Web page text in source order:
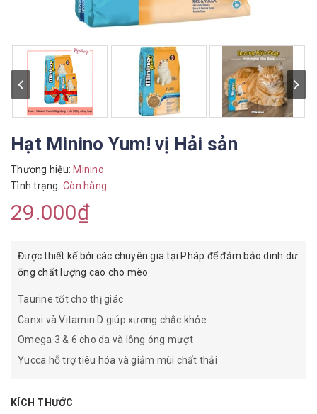
Hạt Minino Yum! vị Hải sản
Thương hiệu: Minino
Tình trạng: Còn hàng
29.000₫
Được thiết kế bởi các chuyên gia tại Pháp để đảm bảo dinh dư
ỡng chất lượng cao cho mèo
Taurine tốt cho thị giác
Canxi và Vitamin D giúp xương chắc khỏe
Omega 3 & 6 cho da và lông óng mượt
Yucca hỗ trợ tiêu hóa và giảm mùi chất thải
KÍCH THƯỚC